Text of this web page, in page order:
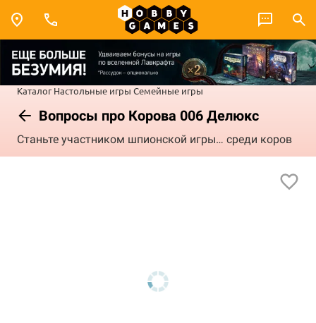
Каталог Настольные игры Семейные игры
Вопросы про Корова 006 Делюкс
Станьте участником шпионской игры… среди коров